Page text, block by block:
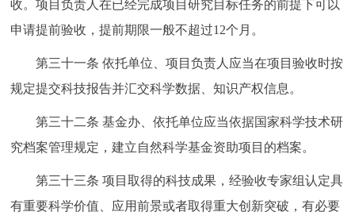
收。项目负责人在已经完成项目研究目标任务的前提下可以
申请提前验收，提前期限一般不超过12个月。
第三十一条 依托单位、项目负责人应当在项目验收时按
规定提交科技报告并汇交科学数据、知识产权信息。
第三十二条 基金办、依托单位应当依据国家科学技术研
究档案管理规定，建立自然科学基金资助项目的档案。
第三十三条 项目取得的科技成果，经验收专家组认定具
有重要科学价值、应用前景或者取得重大创新突破，有必要